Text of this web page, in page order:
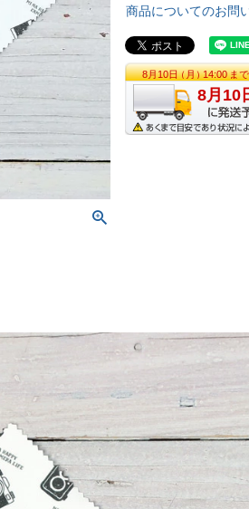
商品についてのお問